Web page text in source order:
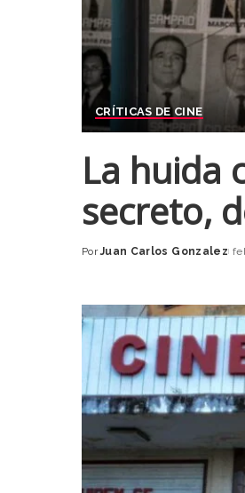
CRÍTICAS DE CINE
La huida
secreto,
Posted
Por Juan Carlos Gonzalez